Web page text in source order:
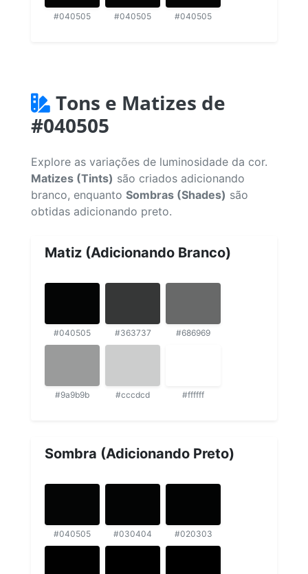
#040505 #040505 #040505
Tons e Matizes de
#040505
Explore as variações de luminosidade da cor.
Matizes (Tints) são criados adicionando
branco, enquanto Sombras (Shades) são
obtidas adicionando preto.
Matiz (Adicionando Branco)
#040505 #363737 #686969
#9a9b9b #cccdcd #ffffff
Sombra (Adicionando Preto)
#040505 #030404 #020303